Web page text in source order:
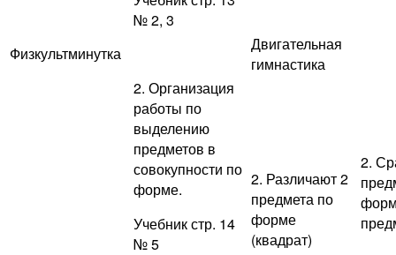
№ 2, 3
Физкультминутка
Двигательная
гимнастика
2. Организация
работы по
выделению
предметов в
совокупности по
форме.
Учебник стр. 14
№ 5
2. Различают 2
предмета по
форме
(квадрат)
2.